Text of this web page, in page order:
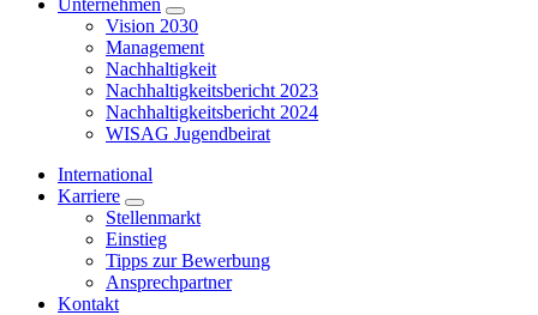
Vision 2030
Management
Nachhaltigkeit
Nachhaltigkeitsbericht 2023
Nachhaltigkeitsbericht 2024
WISAG Jugendbeirat
International
Karriere
Stellenmarkt
Einstieg
Tipps zur Bewerbung
Ansprechpartner
Kontakt